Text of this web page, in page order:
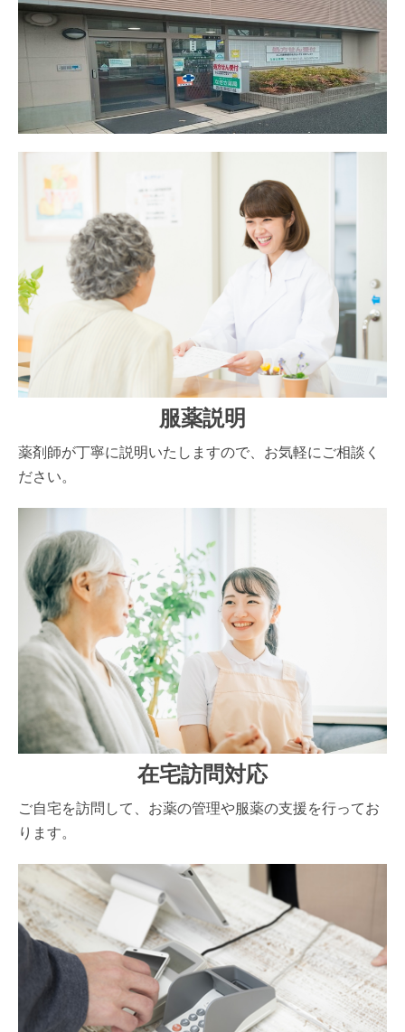
服薬説明
薬剤師が丁寧に説明いたしますので、お気軽にご相談く
ださい。
在宅訪問対応
ご自宅を訪問して、お薬の管理や服薬の支援を行ってお
ります。